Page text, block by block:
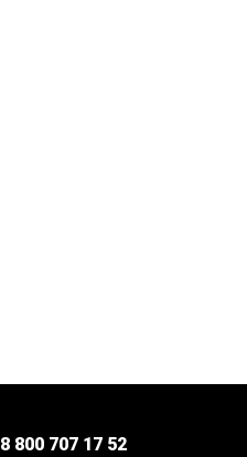
8 800 707 17 52